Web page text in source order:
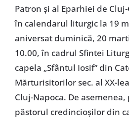
Patron și al Eparhiei de
în calendarul liturgic la 19
aniversat duminică, 20
10.00, în cadrul Sfintei
capela „Sfântul Iosif” din
Mărturisitorilor sec. al XX-
Cluj-Napoca. De
păstorul credincioșilor din